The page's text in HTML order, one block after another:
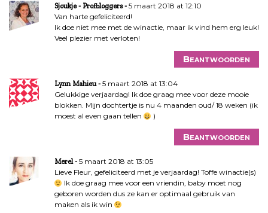
Sjoukje - Profbloggers
5 maart 2018 at 12:10
Van harte gefeliciteerd!
Ik doe niet mee met de winactie, maar ik vind hem erg leuk!
Veel plezier met verloten!
Beantwoorden
Lynn Mahieu
5 maart 2018 at 13:04
Gelukkige verjaardag! Ik doe graag mee voor deze mooie
blokken. Mijn dochtertje is nu 4 maanden oud/ 18 weken (ik
moest al even gaan tellen
)
Beantwoorden
Merel
5 maart 2018 at 13:05
Lieve Fleur, gefeliciteerd met je verjaardag! Toffe winactie(s)
Ik doe graag mee voor een vriendin, baby moet nog
geboren worden dus ze kan er optimaal gebruik van
maken als ik win